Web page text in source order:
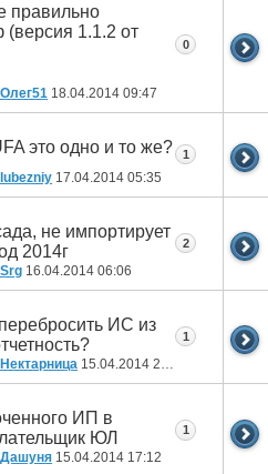
правильно
(версия 1.1.2 от
Олег51 18.04.2014 09:47
0
это одно и то же?
lubezniy 17.04.2014 05:35
1
не импортирует
2014г
Srg 16.04.2014 06:06
2
ИС из
Нектарница 15.04.2014 22:30
1
ИП в
ЮЛ
Дашуня 15.04.2014 17:12
1